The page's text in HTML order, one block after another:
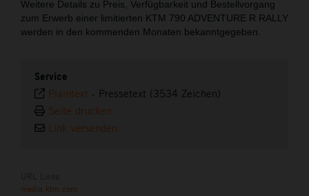
Weitere Details zu Preis, Verfügbarkeit und Bestellvorgang
zum Erwerb einer limitierten KTM 790 ADVENTURE R RALLY
werden in den kommenden Monaten bekanntgegeben.
Service
Plaintext - Pressetext (3534 Zeichen)
Seite drucken
Link versenden
media.ktm.com